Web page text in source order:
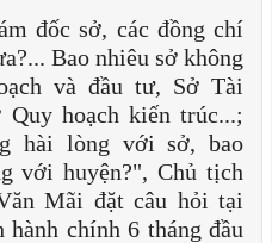
đốc sở, các đồng chí
Bao nhiêu sở không
và đầu tư, Sở Tài
hoạch kiến trúc...;
hài lòng với sở, bao
với huyện?", Chủ tịch
Mãi đặt câu hỏi tại
chính 6 tháng đầu